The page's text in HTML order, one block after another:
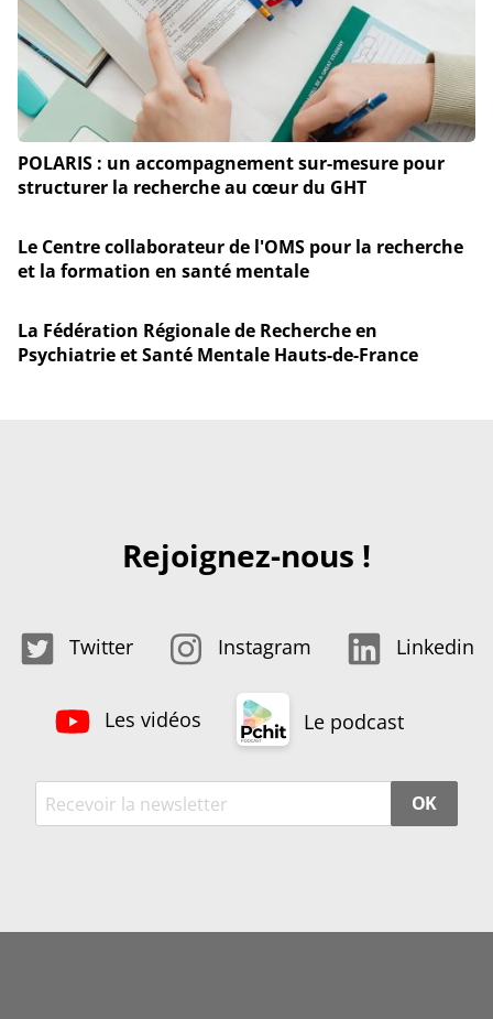
POLARIS : un accompagnement sur-mesure pour
structurer la recherche au cœur du GHT
Le Centre collaborateur de l'OMS pour la recherche
et la formation en santé mentale
La Fédération Régionale de Recherche en
Psychiatrie et Santé Mentale Hauts-de-France
Rejoignez-nous !
Twitter Instagram Linkedin
Les vidéos Le podcast
OK